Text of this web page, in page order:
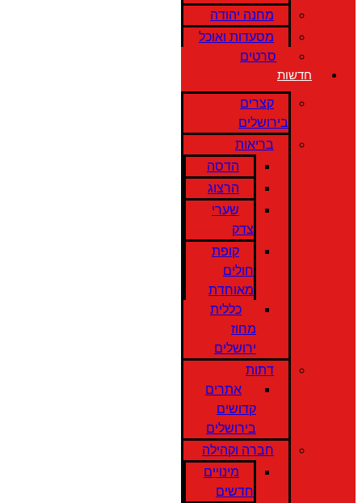
מחנה יהודה
מסעדות ואוכל
סרטים
חדשות
קצרים
בירושלים
בריאות
הדסה
הרצוג
שערי
צדק
קופת
חולים
מאוחדת
כללית
מחוז
ירושלים
דתות
אתרים
קדושים
בירושלים
חברה וקהילה
מינויים
חדשים